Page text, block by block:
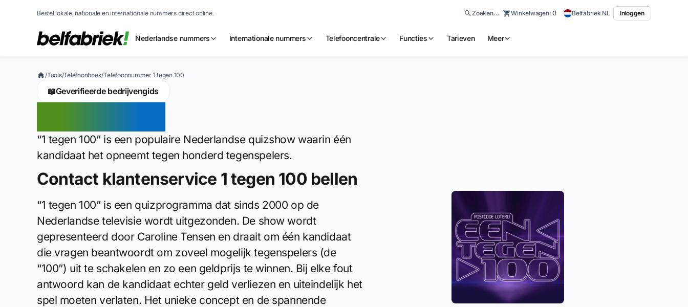
Bestel lokale, nationale en internationale nummers direct online. Zoeken… Winkelwagen:0 Belfabriek NL Inloggen
Nederlandse nummers Internationale nummers Telefooncentrale Functies Tarieven Meer
/Tools/Telefoonboek/Telefoonnummer 1 tegen 100
📖Geverifieerde bedrijvengids
“1 tegen 100” is een populaire Nederlandse quizshow waarin één
kandidaat het opneemt tegen honderd tegenspelers.
Contact klantenservice 1 tegen 100 bellen
“1 tegen 100” is een quizprogramma dat sinds 2000 op de
Nederlandse televisie wordt uitgezonden. De show wordt
gepresenteerd door Caroline Tensen en draait om één kandidaat
die vragen beantwoordt om zoveel mogelijk tegenspelers (de
“100”) uit te schakelen en zo een geldprijs te winnen. Bij elke fout
antwoord kan de kandidaat echter geld verliezen en uiteindelijk het
spel moeten verlaten. Het unieke concept en de spannende